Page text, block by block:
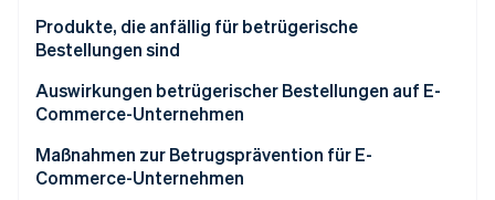
Kontoübernahme
Missbrauch von Rückerstattungs- und
Umtauschrichtlinien
Missbrauch von Zahlungsmethoden mit
Kreditkartenbetrug
Angriffe auf Passwortlisten
Betrügerische Rückerstattungen durch falsche
Massenbestellungen mithilfe von Bots
Produkte, die anfällig für betrügerische
Bestellungen sind
Auswirkungen betrügerischer Bestellungen auf E-
Commerce-Unternehmen
Produktverlust
Maßnahmen zur Betrugsprävention für E-
Commerce-Unternehmen